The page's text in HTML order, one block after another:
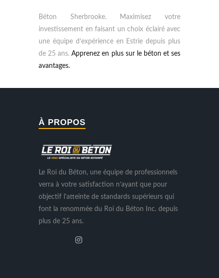
Béton Sherbrooke. Maximisez votre
investissement en faisant un choix éclairé avec
une équipe d’expérience en Estrie depuis plus
de 25 ans.Apprenez en plus sur le béton et ses
avantages.
À PROPOS
Le Roi du Béton, une équipe de professionnels
verra à votre satisfaction n’ayant que pour
objectif l’atteinte de standards supérieurs qui
font la renommée du Roi du Béton Inc. depuis
plus de 25 ans.